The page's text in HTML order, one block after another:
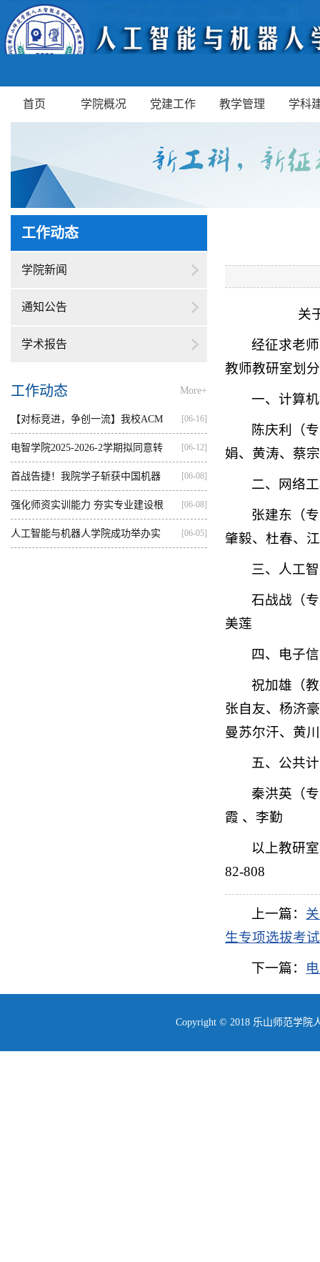
首页 学院概况 党建工作 教学管理 学科
工作动态
学院新闻
通知公告
学术报告
工作动态 More+
【对标竞进，争创一流】我校ACM
集训...
[06-16]
电智学院2025-2026-2学期拟同意转
出...
[06-12]
首战告捷！我院学子斩获中国机器
人...
[06-08]
强化师资实训能力 夯实专业建设根
基...
[06-08]
人工智能与机器人学院成功举办实 [06-05]
关于电
经征求老
教师教研室划
一、计算
陈庆利（
娟、黄涛、蔡
二、网络
张建东（
肇毅、杜春、
三、人工
石战战（
美莲
四、电子
祝加雄（
张自友、杨济
曼苏尔汗、黄
五、公共
秦洪英（
霞 、李勤
以上教研
82-808
上一篇：
生专项选拔考
下一篇：
Copyright © 2018 乐山师范学院